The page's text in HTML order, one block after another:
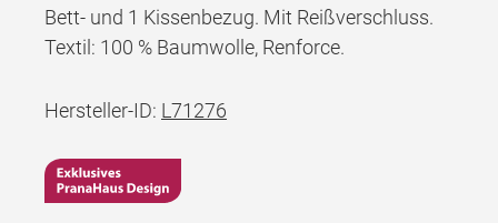
Bett- und 1 Kissenbezug. Mit Reißverschluss.
Textil: 100 % Baumwolle, Renforce.
Hersteller-ID: L71276